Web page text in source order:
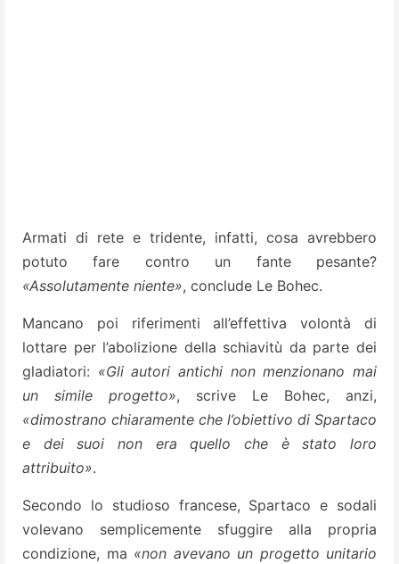
Armati di rete e tridente, infatti, cosa avrebbero
potuto fare contro un fante pesante?
«Assolutamente niente», conclude Le Bohec.
Mancano poi riferimenti all’effettiva volontà di
lottare per l’abolizione della schiavitù da parte dei
gladiatori: «Gli autori antichi non menzionano mai
un simile progetto», scrive Le Bohec, anzi,
«dimostrano chiaramente che l’obiettivo di Spartaco
e dei suoi non era quello che è stato loro
attribuito».
Secondo lo studioso francese, Spartaco e sodali
volevano semplicemente sfuggire alla propria
condizione, ma «non avevano un progetto unitario